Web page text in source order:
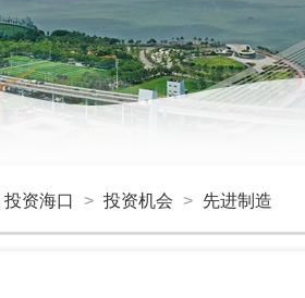
投资海口 > 投资机会 > 先进制造